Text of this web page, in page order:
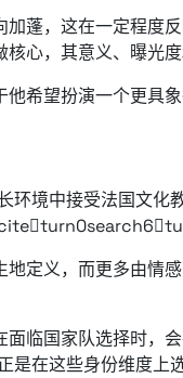
加蓬，这在一定程
心，其意义、曝光度
希望扮演一个更具
境中接受法国文化
定义，而更多由情
临国家队选择时，
在这些身份维度上